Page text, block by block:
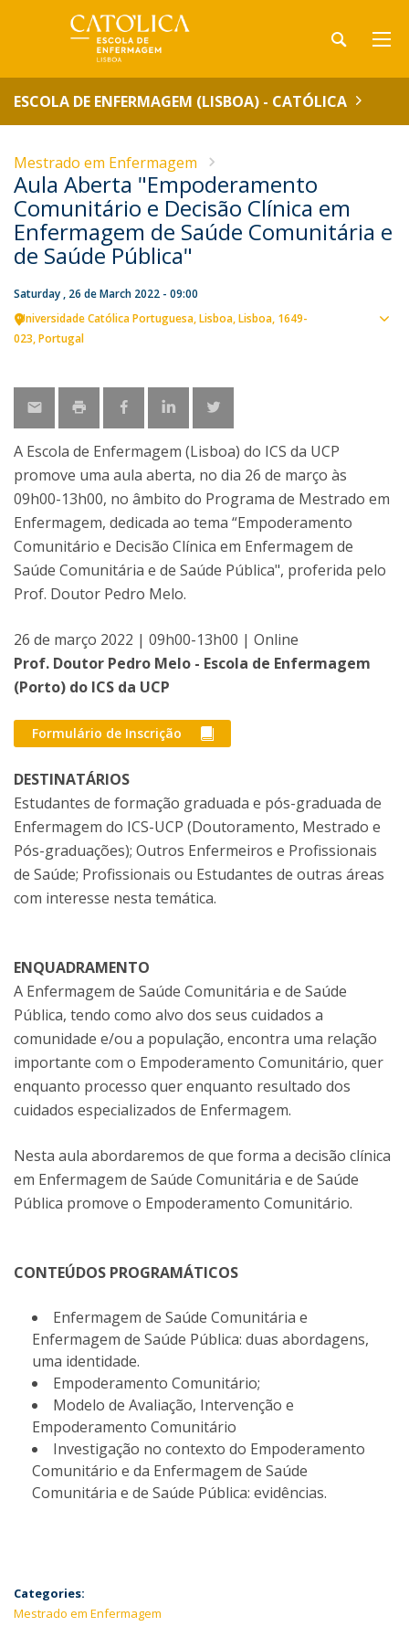
ESCOLA DE ENFERMAGEM (LISBOA) - CATÓLICA
Mestrado em Enfermagem
Aula Aberta "Empoderamento
Comunitário e Decisão Clínica em
Enfermagem de Saúde Comunitária e
de Saúde Pública"
Saturday , 26 de March 2022 - 09:00
Universidade Católica Portuguesa Lisboa Lisboa 1649-
023 Portugal
A Escola de Enfermagem (Lisboa) do ICS da UCP
promove uma aula aberta, no dia 26 de março às
09h00-13h00, no âmbito do Programa de Mestrado em
Enfermagem, dedicada ao tema “Empoderamento
Comunitário e Decisão Clínica em Enfermagem de
Saúde Comunitária e de Saúde Pública", proferida pelo
Prof. Doutor Pedro Melo.
26 de março 2022 | 09h00-13h00 | Online
Prof. Doutor Pedro Melo - Escola de Enfermagem
(Porto) do ICS da UCP
Formulário de Inscrição
DESTINATÁRIOS
Estudantes de formação graduada e pós-graduada de
Enfermagem do ICS-UCP (Doutoramento, Mestrado e
Pós-graduações); Outros Enfermeiros e Profissionais
de Saúde; Profissionais ou Estudantes de outras áreas
com interesse nesta temática.
ENQUADRAMENTO
A Enfermagem de Saúde Comunitária e de Saúde
Pública, tendo como alvo dos seus cuidados a
comunidade e/ou a população, encontra uma relação
importante com o Empoderamento Comunitário, quer
enquanto processo quer enquanto resultado dos
cuidados especializados de Enfermagem.
Nesta aula abordaremos de que forma a decisão clínica
em Enfermagem de Saúde Comunitária e de Saúde
Pública promove o Empoderamento Comunitário.
CONTEÚDOS PROGRAMÁTICOS
Enfermagem de Saúde Comunitária e
Enfermagem de Saúde Pública: duas abordagens,
uma identidade.
Empoderamento Comunitário;
Modelo de Avaliação, Intervenção e
Empoderamento Comunitário
Investigação no contexto do Empoderamento
Comunitário e da Enfermagem de Saúde
Comunitária e de Saúde Pública: evidências.
Categories:
Mestrado em Enfermagem